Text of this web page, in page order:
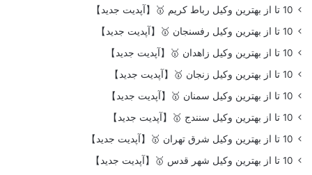
10 تا از بهترین وکیل رباط کریم 🥇【آپدیت جدید】
10 تا از بهترین وکیل رفسنجان 🥇【آپدیت جدید】
10 تا از بهترین وکیل زاهدان 🥇【آپدیت جدید】
10 تا از بهترین وکیل زنجان 🥇【آپدیت جدید】
10 تا از بهترین وکیل سمنان 🥇【آپدیت جدید】
10 تا از بهترین وکیل سنندج 🥇【آپدیت جدید】
10 تا از بهترین وکیل شرق تهران 🥇【آپدیت جدید】
10 تا از بهترین وکیل شهر قدس 🥇【آپدیت جدید】